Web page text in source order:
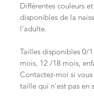
Différentes couleurs
disponibles de la
l’adulte.
Tailles disponibles 0/
mois, 12 /18 mois,
Contactez-moi si
taille qui n'est pas en